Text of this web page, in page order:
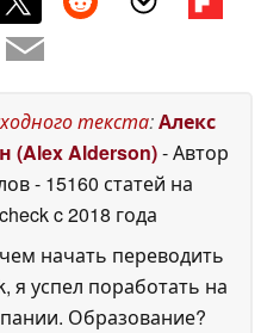
текста:Алекс
(Alex Alderson)- Автор
- 15160 статей на
c 2018 года
начать переводить
я успел поработать на
Образование?